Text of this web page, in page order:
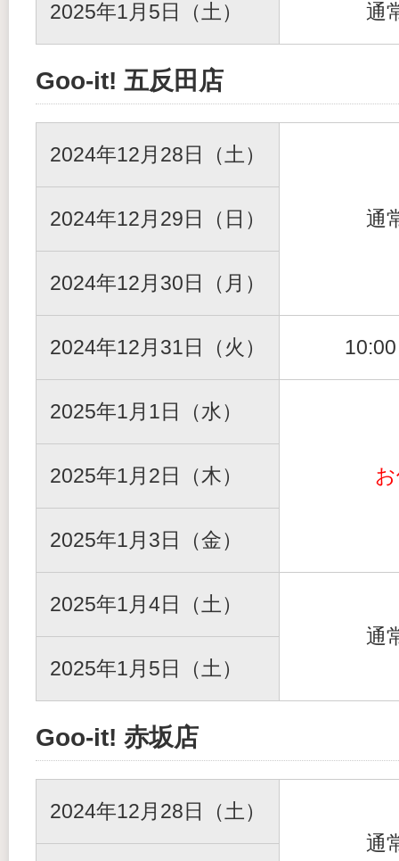
2025年1月5日（土） 通
Goo-it! 五反田店
2024年12月28日（土）
通
2024年12月29日（日）
2024年12月30日（月）
2024年12月31日（火）
2025年1月1日（水）
2025年1月2日（木）
2025年1月3日（金）
2025年1月4日（土）
通
2025年1月5日（土）
Goo-it! 赤坂店
2024年12月28日（土）
通